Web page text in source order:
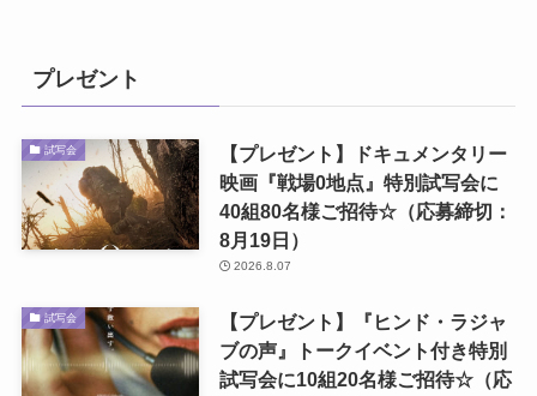
プレゼント
試写会
【プレゼント】ドキュメンタリー
映画『戦場0地点』特別試写会に
40組80名様ご招待☆（応募締切：
8月19日）
2026.8.07
試写会
【プレゼント】『ヒンド・ラジャ
ブの声』トークイベント付き特別
試写会に10組20名様ご招待☆（応